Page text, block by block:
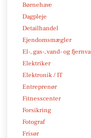
Børnehave
Dagpleje
Detailhandel
Ejendomsmægler
El-, gas-, vand- og
Elektriker
Elektronik / IT
Entreprenør
Fitnesscenter
Forsikring
Fotograf
Frisør